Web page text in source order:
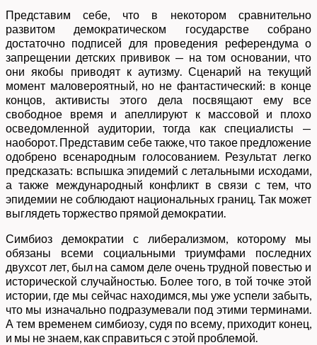
Представим себе, что в некотором сравнительно
развитом демократическом государстве собрано
достаточно подписей для проведения референдума о
запрещении детских прививок — на том основании, что
они якобы приводят к аутизму. Сценарий на текущий
момент маловероятный, но не фантастический: в конце
концов, активисты этого дела посвящают ему все
свободное время и апеллируют к массовой и плохо
осведомленной аудитории, тогда как специалисты —
наоборот. Представим себе также, что такое предложение
одобрено всенародным голосованием. Результат легко
предсказать: вспышка эпидемий с летальными исходами,
а также международный конфликт в связи с тем, что
эпидемии не соблюдают национальных границ. Так может
выглядеть торжество прямой демократии.
Симбиоз демократии с либерализмом, которому мы
обязаны всеми социальными триумфами последних
двухсот лет, был на самом деле очень трудной повестью и
исторической случайностью. Более того, в той точке этой
истории, где мы сейчас находимся, мы уже успели забыть,
что мы изначально подразумевали под этими терминами.
А тем временем симбиозу, судя по всему, приходит конец,
и мы не знаем, как справиться с этой проблемой.